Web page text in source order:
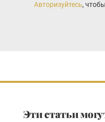
Авторизуйтесь,
Эти статьи